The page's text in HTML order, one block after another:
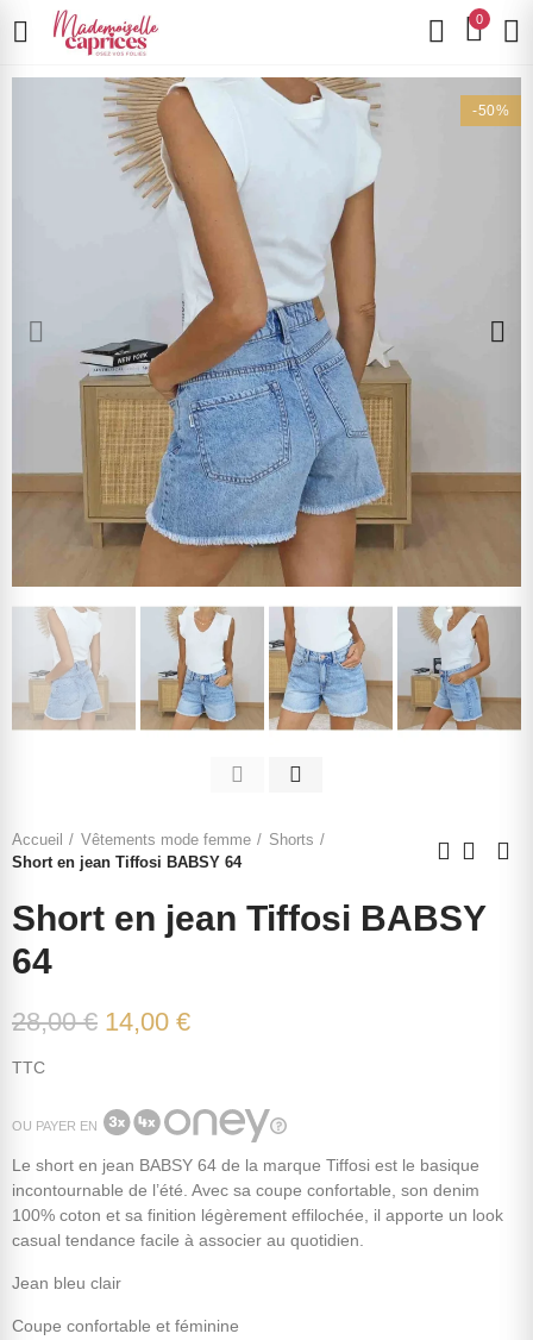
0
-50%
Accueil Vêtements mode femme
Shorts
Short en jean Tiffosi BABSY 64
Short en jean Tiffosi BABSY
64
28,00 € 14,00 €
TTC
OU PAYER EN
Le short en jean BABSY 64 de la marque Tiffosi est le basique
incontournable de l’été. Avec sa coupe confortable, son denim
100% coton et sa finition légèrement effilochée, il apporte un look
casual tendance facile à associer au quotidien.
Jean bleu clair
Coupe confortable et féminine